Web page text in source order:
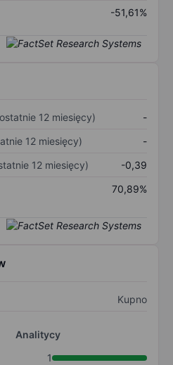
-51,61%
12 miesięcy)
-
12 miesięcy)
-
12 miesięcy)
-0,39
70,89%
Kupno
Analitycy
1